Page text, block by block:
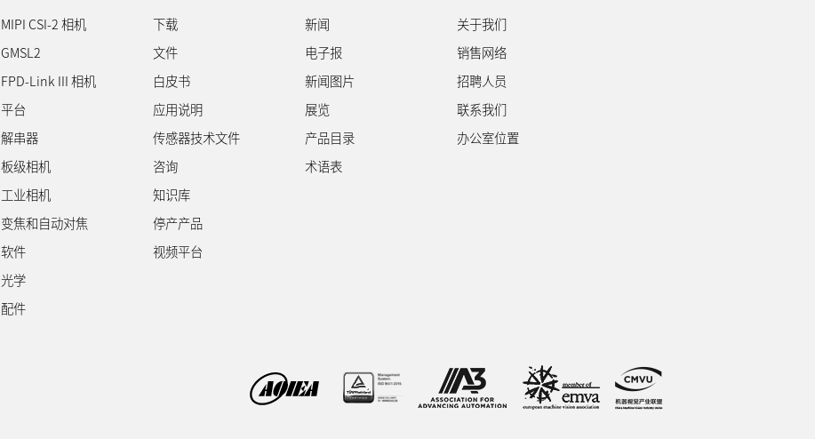
MIPI CSI-2 相机
GMSL2
FPD-Link III 相机
平台
解串器
板级相机
工业相机
变焦和自动对焦
软件
光学
配件
下载
文件
白皮书
应用说明
传感器技术文件
咨询
知识库
停产产品
视频平台
新闻
电子报
新闻图片
展览
产品目录
术语表
关于我们
销售网络
招聘人员
联系我们
办公室位置